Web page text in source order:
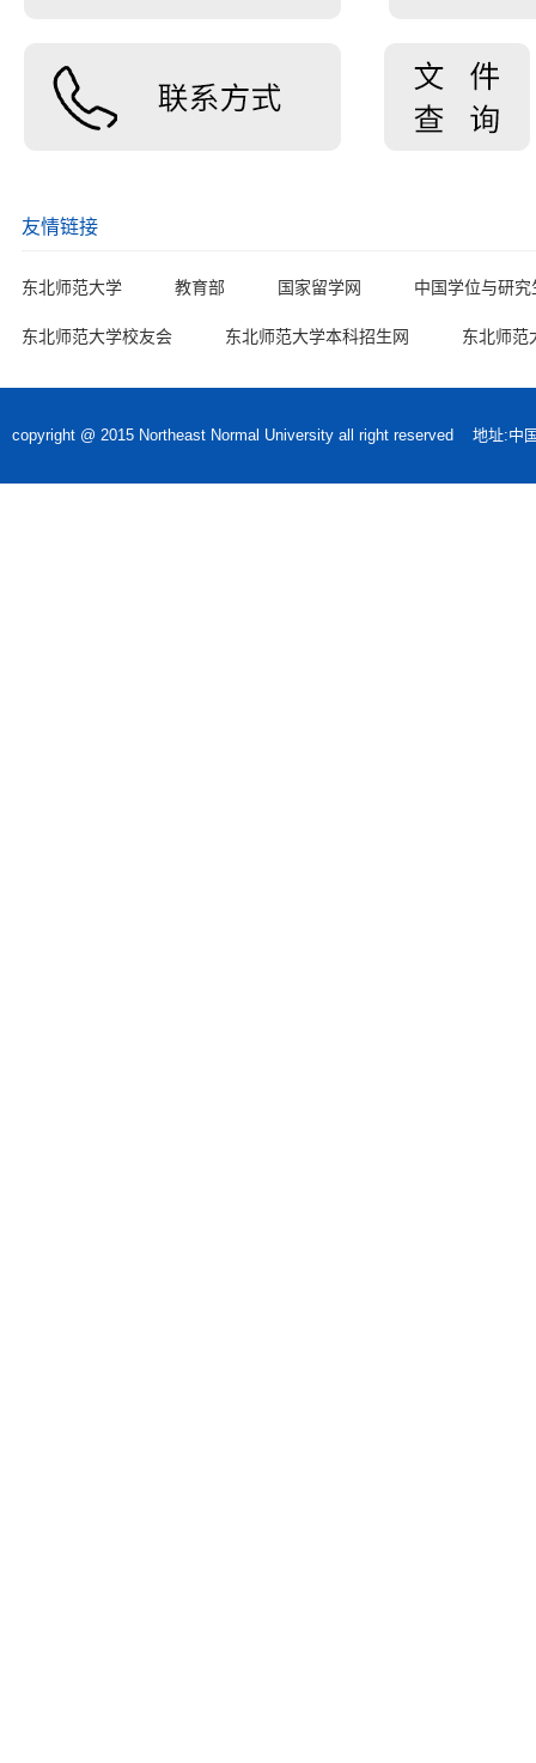
友情链接
东北师范大学 教育部 国家留学网 中国学位与研
东北师范大学校友会 东北师范大学本科招生网 东北师范
copyright @ 2015 Northeast Normal University all right reserved 地址